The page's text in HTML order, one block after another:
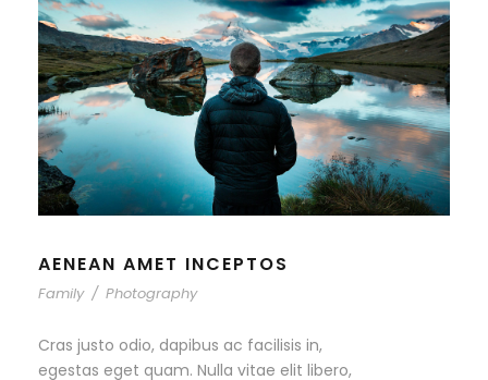
AENEAN AMET INCEPTOS
Family / Photography
Cras justo odio, dapibus ac facilisis in,
egestas eget quam. Nulla vitae elit libero,